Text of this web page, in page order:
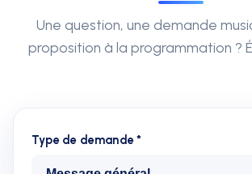
Une question, une demande
proposition à la programmation ?
Type de demande *